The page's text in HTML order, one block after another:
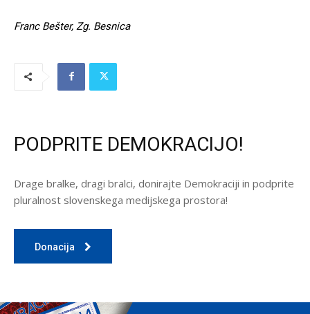
Franc Bešter, Zg. Besnica
PODPRITE DEMOKRACIJO!
Drage bralke, dragi bralci, donirajte Demokraciji in podprite
pluralnost slovenskega medijskega prostora!
Donacija